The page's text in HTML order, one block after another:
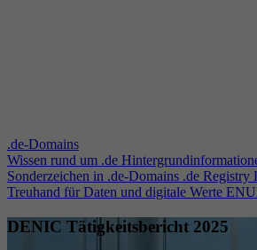
.de-Domains
Wissen rund um .de
Sonderzeichen in .de-Domains .de Registry
Treuhand für Daten und digitale Werte
DENIC Tätigkeitsbericht 2025